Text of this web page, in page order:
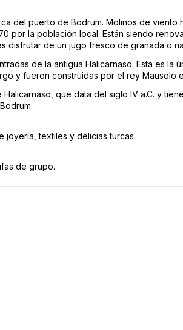
del puerto de Bodrum. Molinos de
por la población local. Están siendo
disfrutar de un jugo fresco de granada o
de la antigua Halicarnaso. Esta es
y fueron construidas por el rey Mausolo
que data del siglo IV a.C. y
joyería, textiles y delicias turcas.
de grupo.